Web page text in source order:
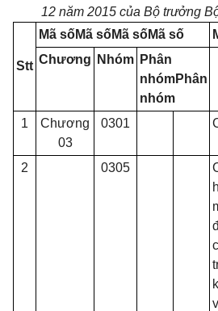
12 năm 2015 của Bộ trưởng
Stt
Mã sốMã sốMã sốMã số
Chương
Nhóm Phân
nhómPhân
nhóm
1
Chương
03
0301
2 0305